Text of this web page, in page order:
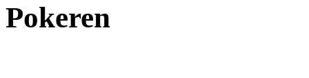
Pokeren